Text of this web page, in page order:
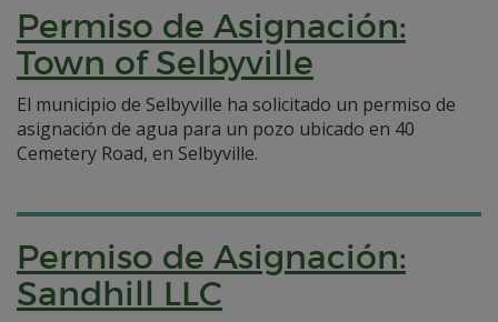
Permiso de Asignación:
Town of Selbyville
El municipio de Selbyville ha solicitado un permiso de
asignación de agua para un pozo ubicado en 40
Cemetery Road, en Selbyville.
Permiso de Asignación:
Sandhill LLC